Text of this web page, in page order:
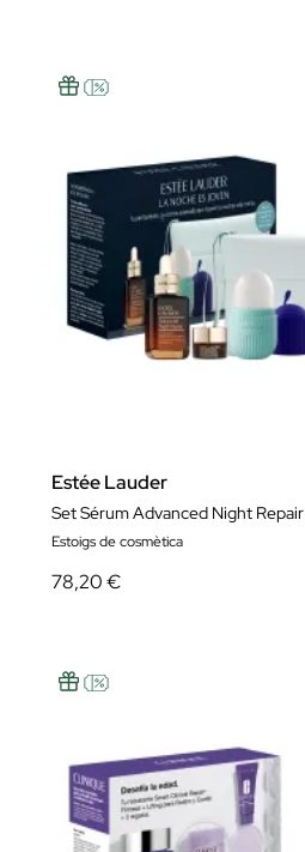
Estée Lauder
Set Sérum Advanced Night Repair
Estoigs de cosmètica
78,20 €